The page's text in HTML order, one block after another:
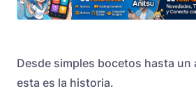
Desde simples bocetos hasta un
esta es la historia.